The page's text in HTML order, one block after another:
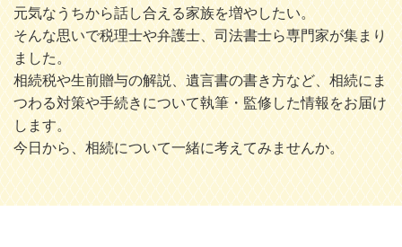
元気なうちから話し合える家族を増やしたい。
そんな思いで税理士や弁護士、司法書士ら専門家が集まり
ました。
相続税や生前贈与の解説、遺言書の書き方など、相続にま
つわる対策や手続きについて執筆・監修した情報をお届け
します。
今日から、相続について一緒に考えてみませんか。